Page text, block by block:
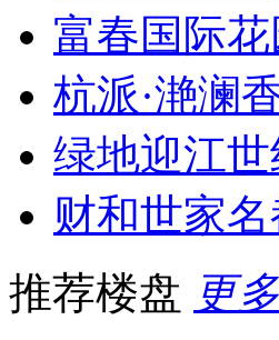
富春国际花
杭派·滟澜
绿地迎江
财和世家
推荐楼盘 更